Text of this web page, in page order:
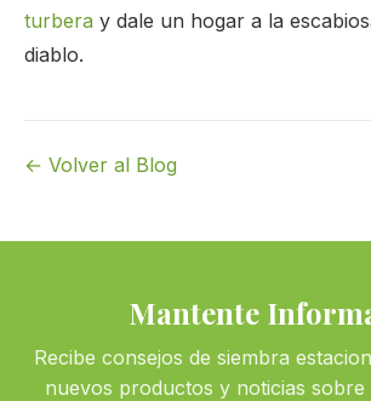
turbera y dale un hogar a la
diablo.
← Volver al Blog
Mantente
Recibe consejos de siembra
nuevos productos y noticias sobre